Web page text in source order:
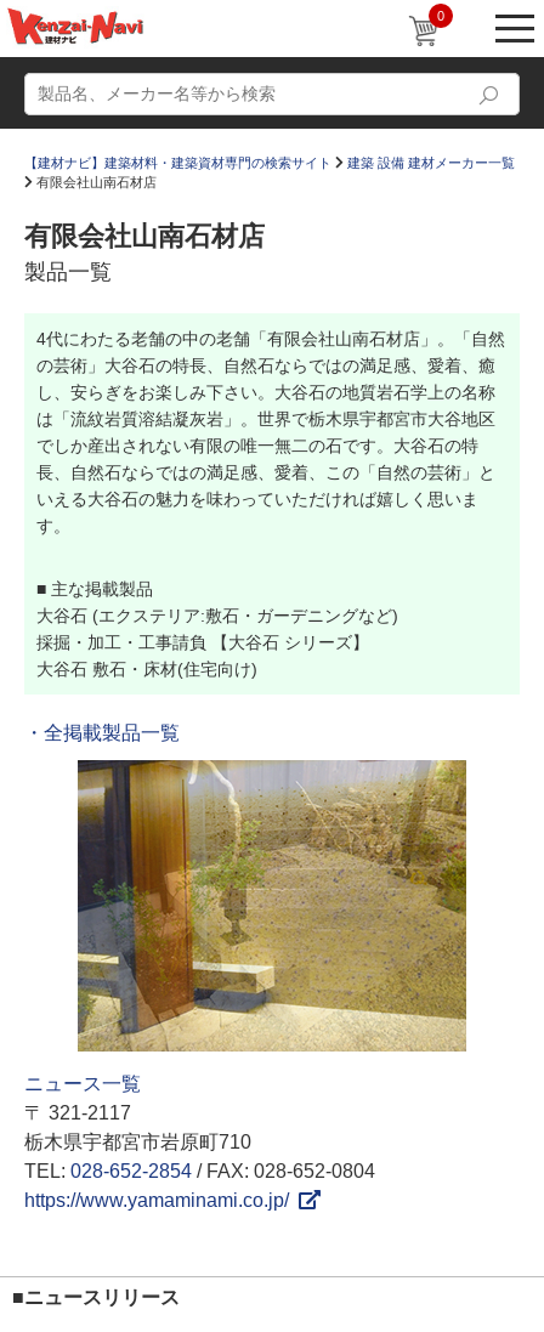
0
かたなび コラム
すまいリング 設計士インタビュー
Q＆A 販売・施工代理店募集
お気に入り
【建材ナビ】建築材料・建築資材専門の検索サイト
建築 設備 建材メーカー一覧
有限会社山南石材店
有限会社山南石材店
製品一覧
4代にわたる老舗の中の老舗「有限会社山南石材店」。「自然
の芸術」大谷石の特長、自然石ならではの満足感、愛着、癒
し、安らぎをお楽しみ下さい。大谷石の地質岩石学上の名称
は「流紋岩質溶結凝灰岩」。世界で栃木県宇都宮市大谷地区
でしか産出されない有限の唯一無二の石です。大谷石の特
長、自然石ならではの満足感、愛着、この「自然の芸術」と
いえる大谷石の魅力を味わっていただければ嬉しく思いま
す。
■ 主な掲載製品
大谷石 (エクステリア:敷石・ガーデニングなど)
採掘・加工・工事請負 【大谷石 シリーズ】
大谷石 敷石・床材(住宅向け)
・全掲載製品一覧
ニュース一覧
〒 321-2117
栃木県宇都宮市岩原町710
TEL: 028-652-2854 / FAX: 028-652-0804
https://www.yamaminami.co.jp/
■ニュースリリース